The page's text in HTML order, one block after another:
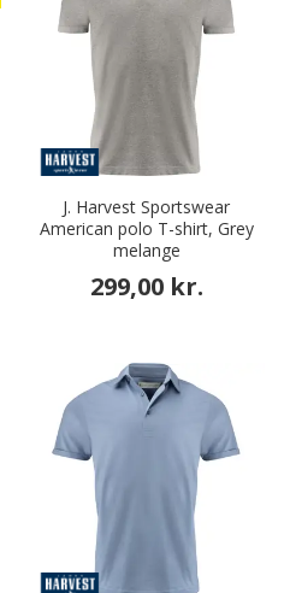
J. Harvest Sportswear
American polo T-shirt, Grey
melange
299,00 kr.